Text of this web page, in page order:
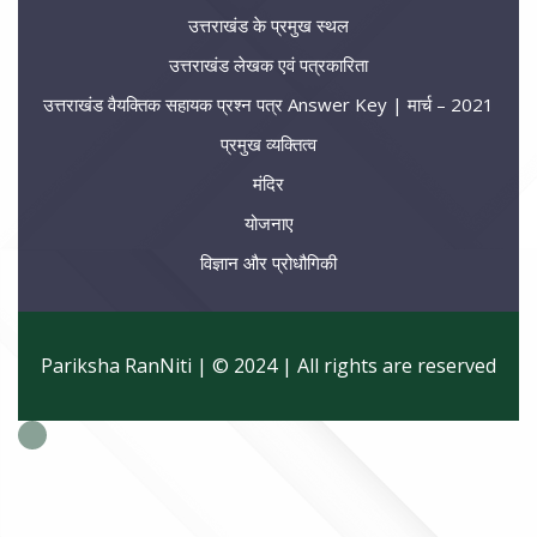
उत्तराखंड के प्रमुख स्थल
उत्तराखंड लेखक एवं पत्रकारिता
उत्तराखंड वैयक्तिक सहायक प्रश्न पत्र Answer Key | मार्च – 2021
प्रमुख व्यक्तित्व
मंदिर
योजनाए
विज्ञान और प्रोधौगिकी
Pariksha RanNiti | © 2024 | All rights are reserved